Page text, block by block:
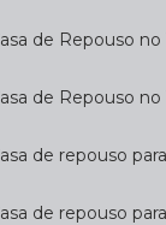
Casa de Repouso
Casa de Repouso
Casa de repouso
Casa de repouso